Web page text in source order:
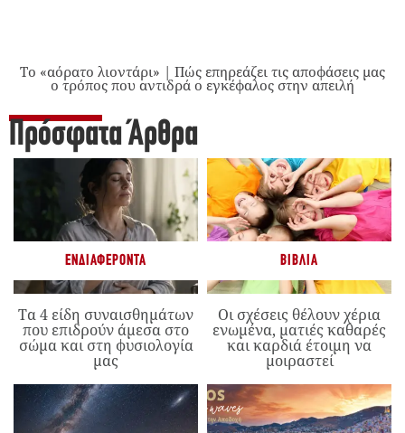
Το «αόρατο λιοντάρι» | Πώς επηρεάζει τις αποφάσεις μας
ο τρόπος που αντιδρά ο εγκέφαλος στην απειλή
Πρόσφατα Άρθρα
ΕΝΔΙΑΦΈΡΟΝΤΑ
Τα 4 είδη συναισθημάτων
που επιδρούν άμεσα στο
σώμα και στη φυσιολογία
μας
ΒΙΒΛΊΑ
Οι σχέσεις θέλουν χέρια
ενωμένα, ματιές καθαρές
και καρδιά έτοιμη να
μοιραστεί